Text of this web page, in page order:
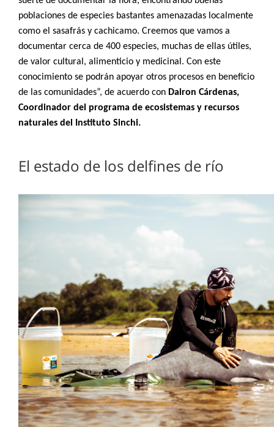
poblaciones de especies bastantes amenazadas localmente
como el sasafrás y cachicamo. Creemos que vamos a
documentar cerca de 400 especies, muchas de ellas útiles,
de valor cultural, alimenticio y medicinal. Con este
conocimiento se podrán apoyar otros procesos en beneficio
de las comunidades”, de acuerdo con Dairon Cárdenas,
Coordinador del programa de ecosistemas y recursos
naturales del Instituto Sinchi.
El estado de los delfines de río